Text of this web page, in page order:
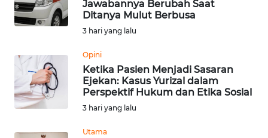
Jawabannya Berubah Saat
Ditanya Mulut Berbusa
3 hari yang lalu
Opini
Ketika Pasien Menjadi Sasaran
Ejekan: Kasus Yurizal dalam
Perspektif Hukum dan Etika Sosial
3 hari yang lalu
Utama
WN
DEPOK
TAPANULI